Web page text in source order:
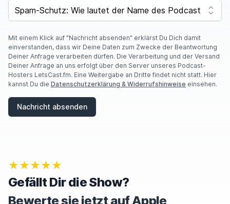
SPAM CAPTCHA
Mit einem Klick auf "Nachricht absenden" erklärst Du Dich damit
einverstanden, dass wir Deine Daten zum Zwecke der Beantwortung
Deiner Anfrage verarbeiten dürfen. Die Verarbeitung und der Versand
Deiner Anfrage an uns erfolgt über den Server unseres Podcast-
Hosters LetsCast.fm. Eine Weitergabe an Dritte findet nicht statt. Hier
kannst Du die Datenschutzerklärung & Widerrufshinweise einsehen.
Nachricht absenden
★★★★★
Gefällt Dir die Show?
Bewerte sie jetzt auf Apple